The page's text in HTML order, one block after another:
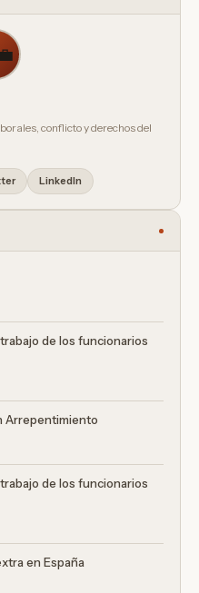
conflicto y derechos del
LinkedIn
de los funcionarios
Arrepentimiento
de los funcionarios
en España